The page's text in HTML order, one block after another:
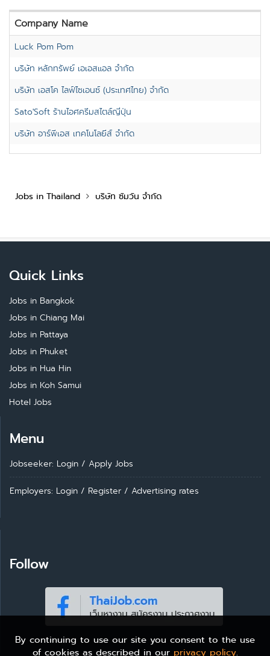
Company Name
Luck Pom Pom
บริษัท หลักทรัพย์ เอเอสแอล จำกัด
บริษัท เอสโค ไลฟ์ไซเอนซ์ (ประเทศไทย) จำกัด
Sato'Soft ร้านไอศครีมสไตล์ญี่ปุ่น
บริษัท อาร์พีเอส เทคโนโลยีส์ จำกัด
Jobs in Thailand บริษัท ซัมวัน จำกัด
Quick Links
Jobs in Bangkok
Jobs in Chiang Mai
Jobs in Pattaya
Jobs in Phuket
Jobs in Hua Hin
Jobs in Koh Samui
Hotel Jobs
Menu
Jobseeker: Login / Apply Jobs
Employers: Login / Register / Advertising rates
Follow
By continuing to use our site you consent to the use
of cookies as described in our privacy policy.